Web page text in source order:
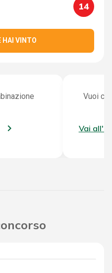
14
HAI VINTO
Vuoi
Vai